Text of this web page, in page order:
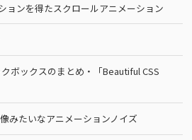
ョンを得たスクロールアニメーション
ボックスのまとめ・「Beautiful CSS
みたいなアニメーションノイズ